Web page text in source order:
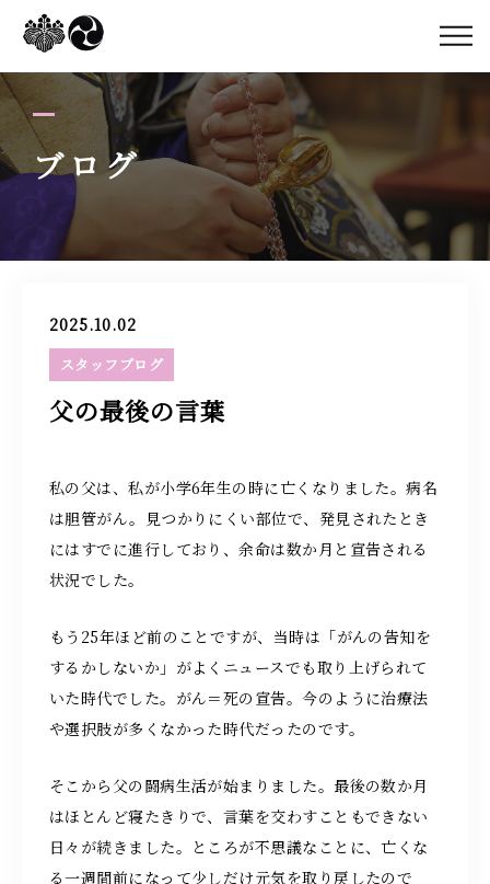
ブログ
2025.10.02
スタッフブログ
父の最後の言葉
私の父は、私が小学6年生の時に亡くなりました。病名
は胆管がん。見つかりにくい部位で、発見されたとき
にはすでに進行しており、余命は数か月と宣告される
状況でした。
もう25年ほど前のことですが、当時は「がんの告知を
するかしないか」がよくニュースでも取り上げられて
いた時代でした。がん＝死の宣告。今のように治療法
や選択肢が多くなかった時代だったのです。
そこから父の闘病生活が始まりました。最後の数か月
はほとんど寝たきりで、言葉を交わすこともできない
日々が続きました。ところが不思議なことに、亡くな
る一週間前になって少しだけ元気を取り戻したので
蓮花寺について
蓮花寺のご案内
住職紹介
079-437-8615
仏事のお問い合わせ
ヨガのお問い合わせ